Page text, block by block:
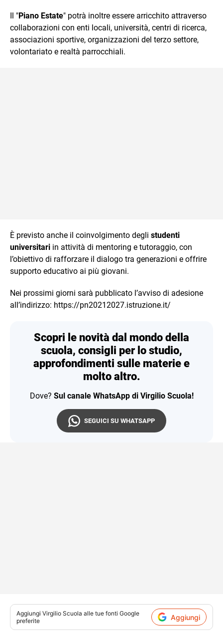
Il "Piano Estate" potrà inoltre essere arricchito attraverso
collaborazioni con enti locali, università, centri di ricerca,
associazioni sportive, organizzazioni del terzo settore,
volontariato e realtà parrocchiali.
È previsto anche il coinvolgimento degli studenti
universitari in attività di mentoring e tutoraggio, con
l’obiettivo di rafforzare il dialogo tra generazioni e offrire
supporto educativo ai più giovani.
Nei prossimi giorni sarà pubblicato l’avviso di adesione
all’indirizzo: https://pn20212027.istruzione.it/
Scopri le novità dal mondo della
scuola, consigli per lo studio,
approfondimenti sulle materie e
molto altro.
Dove? Sul canale WhatsApp di Virgilio Scuola!
SEGUICI SU WHATSAPP
Aggiungi Virgilio Scuola alle tue fonti Google
preferite
Aggiungi